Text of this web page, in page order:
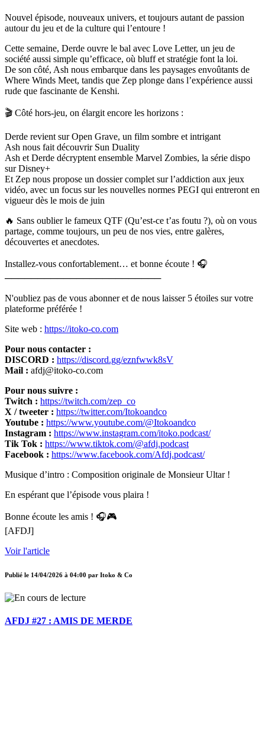
Nouvel épisode, nouveaux univers, et toujours autant de passion
autour du jeu et de la culture qui l’entoure !
Cette semaine, Derde ouvre le bal avec Love Letter, un jeu de
société aussi simple qu’efficace, où bluff et stratégie font la loi.
De son côté, Ash nous embarque dans les paysages envoûtants de
Where Winds Meet, tandis que Zep plonge dans l’expérience aussi
rude que fascinante de Kenshi.
🎬 Côté hors-jeu, on élargit encore les horizons :
Derde revient sur Open Grave, un film sombre et intrigant
Ash nous fait découvrir Sun Duality
Ash et Derde décryptent ensemble Marvel Zombies, la série dispo
sur Disney+
Et Zep nous propose un dossier complet sur l’addiction aux jeux
vidéo, avec un focus sur les nouvelles normes PEGI qui entreront en
vigueur dès le mois de juin
🔥 Sans oublier le fameux QTF (Qu’est-ce t’as foutu ?), où on vous
partage, comme toujours, un peu de nos vies, entre galères,
découvertes et anecdotes.
Installez-vous confortablement… et bonne écoute ! 🎧
────────────────────────
N'oubliez pas de vous abonner et de nous laisser 5 étoiles sur votre
plateforme préférée !
Site web : https://itoko-co.com
Pour nous contacter :
DISCORD : https://discord.gg/eznfwwk8sV
Mail : afdj@itoko-co.com
Pour nous suivre :
Twitch : https://twitch.com/zep_co
X / tweeter : https://twitter.com/Itokoandco
Youtube : https://www.youtube.com/@Itokoandco
Instagram : https://www.instagram.com/itoko.podcast/
Tik Tok : https://www.tiktok.com/@afdj.podcast
Facebook : https://www.facebook.com/Afdj.podcast/
Musique d’intro : Composition originale de Monsieur Ultar !
En espérant que l’épisode vous plaira !
Bonne écoute les amis ! 🎧🎮
[AFDJ]
Voir l'article
Publié le 14/04/2026 à 04:00 par Itoko & Co
AFDJ #27 : AMIS DE MERDE